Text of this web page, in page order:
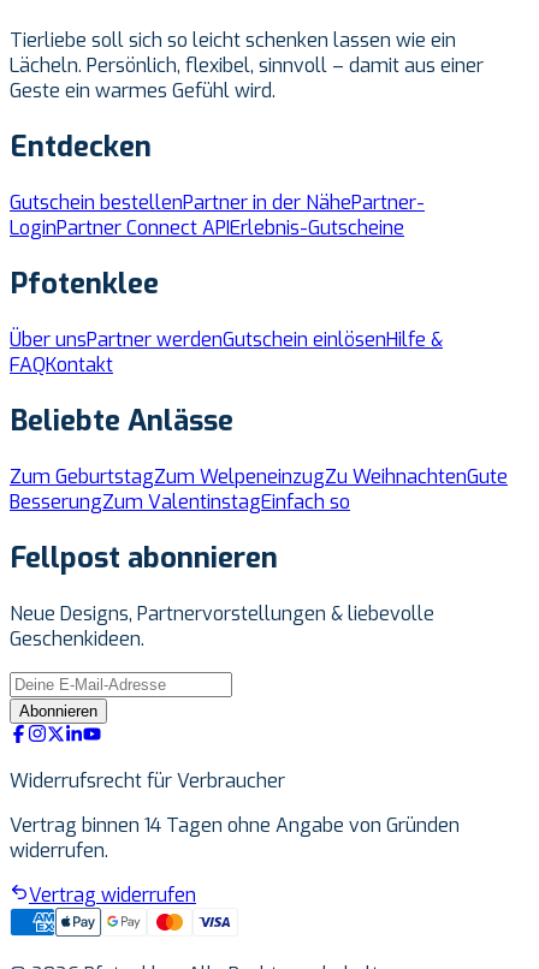
Tierliebe soll sich so leicht schenken lassen wie ein
Lächeln. Persönlich, flexibel, sinnvoll – damit aus einer
Geste ein warmes Gefühl wird.
Entdecken
Gutschein bestellenPartner in der NähePartner-
LoginPartner Connect APIErlebnis-Gutscheine
Pfotenklee
Über unsPartner werdenGutschein einlösenHilfe &
FAQKontakt
Beliebte Anlässe
Zum GeburtstagZum WelpeneinzugZu WeihnachtenGute
BesserungZum ValentinstagEinfach so
Fellpost abonnieren
Neue Designs, Partnervorstellungen & liebevolle
Geschenkideen.
Abonnieren
Widerrufsrecht für Verbraucher
Vertrag binnen 14 Tagen ohne Angabe von Gründen
widerrufen.
Vertrag widerrufen